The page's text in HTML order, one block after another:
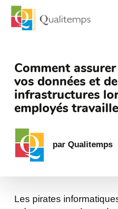
Comment
vos données et
infrastructures
employés
par Qualitemps
Les pirates